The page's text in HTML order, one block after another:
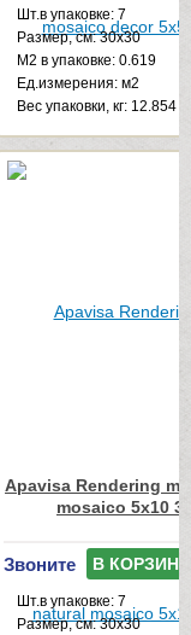
Шт.в упаковке: 7
Размер, см: 30x30
М2 в упаковке: 0.619
Ед.измерения: м2
Веc упаковки, кг: 12.854
Apavisa Rendering
mosaico 5x10
Звоните В КОРЗИНУ
Шт.в упаковке: 7
Размер, см: 30x30